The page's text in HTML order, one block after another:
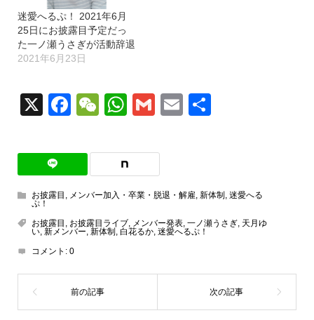
迷愛へるぷ！ 2021年6月
25日にお披露目予定だっ
た一ノ瀬うさぎが活動辞退
2021年6月23日
X Facebook
WeChat
WhatsApp
GmailEmail
お披露目 , メンバー加入・卒業・脱退・解雇, 新体制, 迷愛へる
ぷ！
お披露目 , お披露目ライブ, メンバー発表, 一ノ瀬うさぎ, 天月ゆ
い, 新メンバー, 新体制, 白花るか, 迷愛へるぷ！
コメント: 0